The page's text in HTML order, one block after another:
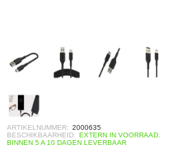
ARTIKELNUMMER: 2000635
BESCHIKBAARHEID: EXTERN IN VOORRAAD.
BINNEN 5 A 10 DAGEN LEVERBAAR